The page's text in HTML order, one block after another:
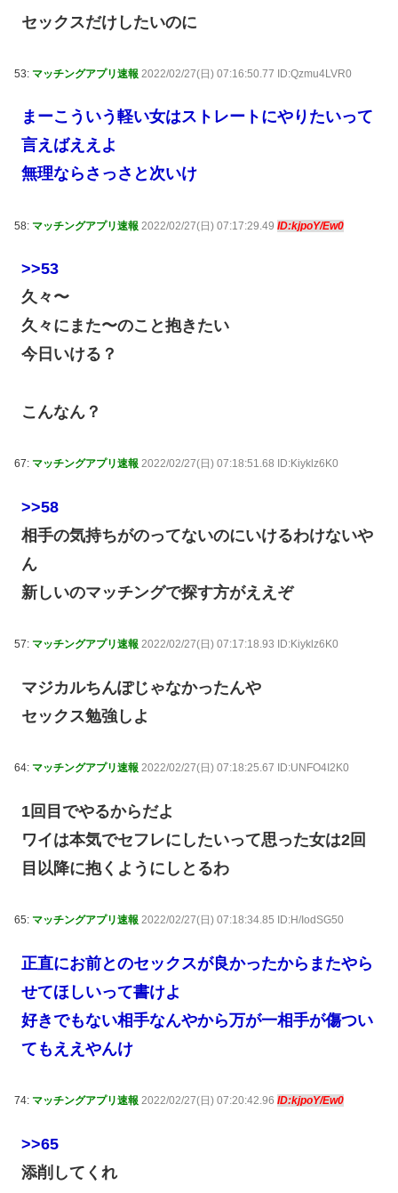
セックスだけしたいのに
53: マッチングアプリ速報 2022/02/27(日) 07:16:50.77 ID:Qzmu4LVR0
まーこういう軽い女はストレートにやりたいって
言えばええよ
無理ならさっさと次いけ
58: マッチングアプリ速報 2022/02/27(日) 07:17:29.49 ID:kjpoY/Ew0
>>53
久々〜
久々にまた〜のこと抱きたい
今日いける？
こんなん？
67: マッチングアプリ速報 2022/02/27(日) 07:18:51.68 ID:Kiyklz6K0
>>58
相手の気持ちがのってないのにいけるわけないや
ん
新しいのマッチングで探す方がええぞ
57: マッチングアプリ速報 2022/02/27(日) 07:17:18.93 ID:Kiyklz6K0
マジカルちんぽじゃなかったんや
セックス勉強しよ
64: マッチングアプリ速報 2022/02/27(日) 07:18:25.67 ID:UNFO4I2K0
1回目でやるからだよ
ワイは本気でセフレにしたいって思った女は2回
目以降に抱くようにしとるわ
65: マッチングアプリ速報 2022/02/27(日) 07:18:34.85 ID:H/IodSG50
正直にお前とのセックスが良かったからまたやら
せてほしいって書けよ
好きでもない相手なんやから万が一相手が傷つい
てもええやんけ
74: マッチングアプリ速報 2022/02/27(日) 07:20:42.96 ID:kjpoY/Ew0
>>65
添削してくれ